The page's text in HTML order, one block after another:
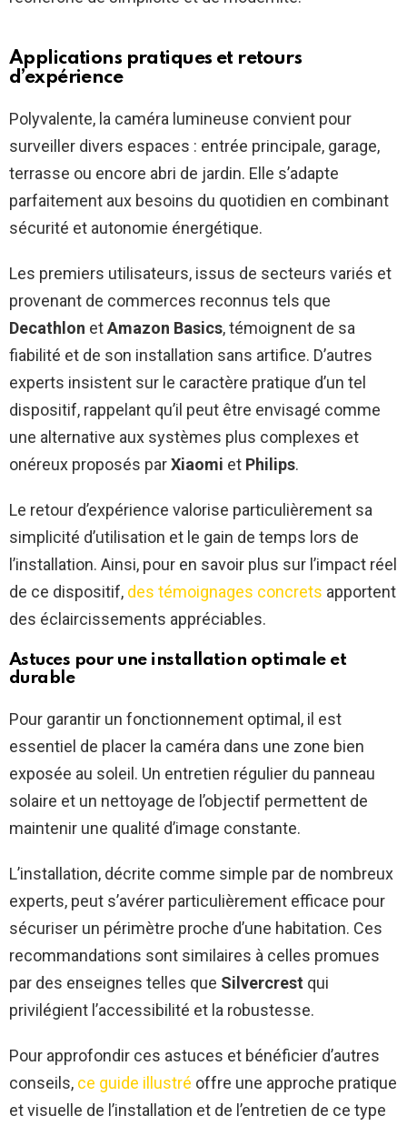
Applications pratiques et retours
d’expérience
Polyvalente, la caméra lumineuse convient pour
surveiller divers espaces : entrée principale, garage,
terrasse ou encore abri de jardin. Elle s’adapte
parfaitement aux besoins du quotidien en combinant
sécurité et autonomie énergétique.
Les premiers utilisateurs, issus de secteurs variés et
provenant de commerces reconnus tels que
Decathlon etAmazon Basics, témoignent de sa
fiabilité et de son installation sans artifice. D’autres
experts insistent sur le caractère pratique d’un tel
dispositif, rappelant qu’il peut être envisagé comme
une alternative aux systèmes plus complexes et
onéreux proposés parXiaomi et Philips.
Le retour d’expérience valorise particulièrement sa
simplicité d’utilisation et le gain de temps lors de
l’installation. Ainsi, pour en savoir plus sur l’impact réel
de ce dispositif, des témoignages concrets apportent
des éclaircissements appréciables.
Astuces pour une installation optimale et
durable
Pour garantir un fonctionnement optimal, il est
essentiel de placer la caméra dans une zone bien
exposée au soleil. Un entretien régulier du panneau
solaire et un nettoyage de l’objectif permettent de
maintenir une qualité d’image constante.
L’installation, décrite comme simple par de nombreux
experts, peut s’avérer particulièrement efficace pour
sécuriser un périmètre proche d’une habitation. Ces
recommandations sont similaires à celles promues
par des enseignes telles que Silvercrest qui
privilégient l’accessibilité et la robustesse.
Pour approfondir ces astuces et bénéficier d’autres
conseils, ce guide illustré offre une approche pratique
et visuelle de l’installation et de l’entretien de ce type